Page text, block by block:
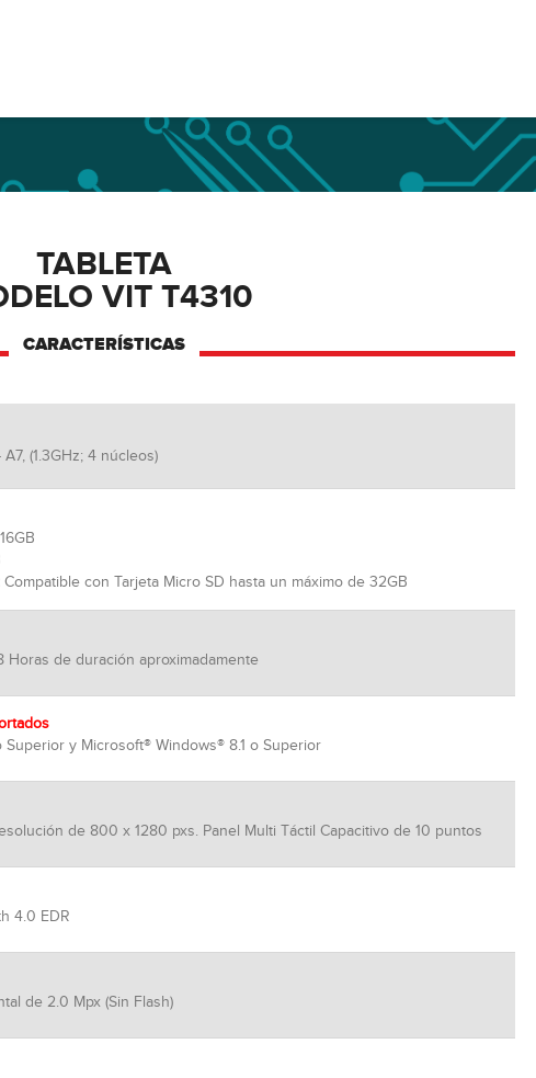
TABLETA
VIT T4310
CARACTERÍSTICAS
(1.3GHz; 4 núcleos)
16GB
Compatible con Tarjeta Micro SD hasta un máximo de 32GB
Horas de duración aproximadamente
Superior y Microsoft® Windows® 8.1 o Superior
de 800 x 1280 pxs. Panel Multi Táctil Capacitivo de 10 puntos
4.0 EDR
de 2.0 Mpx (Sin Flash)